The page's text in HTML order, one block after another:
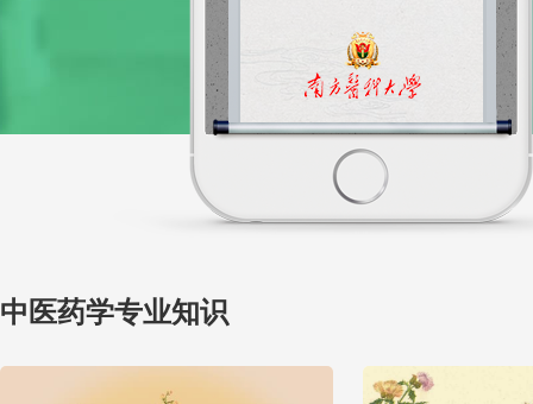
中医药学专业知识